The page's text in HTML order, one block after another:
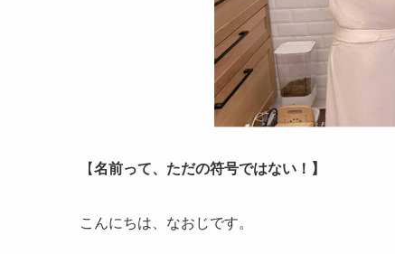
【名前って、ただの符号ではない！】
こんにちは、なおじです。